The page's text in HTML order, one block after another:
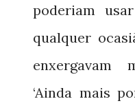
poderiam
qualquer
enxergavam
‘Ainda mais